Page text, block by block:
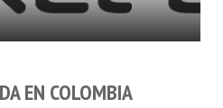
EN COLOMBIA